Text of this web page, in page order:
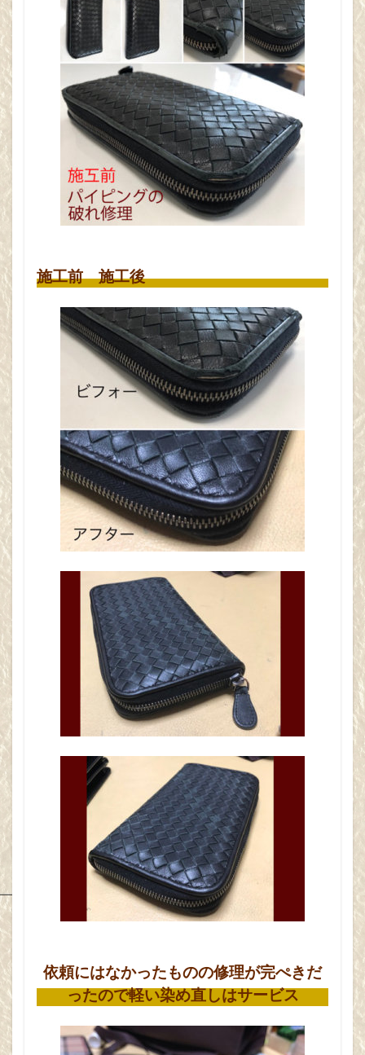
ーブ
の部
分が
めく
れて
破損
品の
保管
及び
お手
合、
クロ
ット
及び
NG
で
す、
なお
され
柔ら
深呼
吸さ
せま
う
施工前 施工後
依頼にはなかったものの修理が完ぺきだ
ったので軽い染め直しはサービス
福岡 レザー クリーニング
車 ステアリング 修理
ADコア
革・レザーバッグクリーニング
ドミシール
ルイ・ヴィトン
車 ステアリング 張替え
福岡 ソファー クリーニング
Valextra
ナツッジ
エルメス
車 ステアリング クリーニング
福岡 ソファー 補修
クロケット＆ジョーンズ
検索